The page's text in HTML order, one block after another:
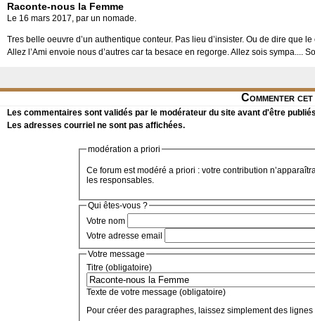
Raconte-nous la Femme
Le 16 mars 2017, par un nomade.
Tres belle oeuvre d’un authentique conteur. Pas lieu d’insister. Ou de dire que
Allez l’Ami envoie nous d’autres car ta besace en regorge. Allez sois sympa....
Commenter
Les commentaires sont validés par le modérateur du site avant d'être
Les adresses courriel ne sont pas affichées.
modération a priori
Ce forum est modéré a priori : votre contribution
les responsables.
Qui êtes-vous ?
Votre nom
Votre adresse email
Votre message
Titre (obligatoire)
Texte de votre message (obligatoire)
Pour créer des paragraphes, laissez simplement des lignes